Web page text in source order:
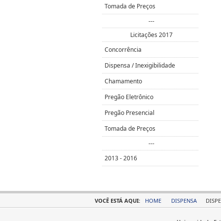
Tomada de Preços
---
Licitações 2017
Concorrência
Dispensa / Inexigibilidade
Chamamento
Pregão Eletrônico
Pregão Presencial
Tomada de Preços
---
2013 - 2016
VOCÊ ESTÁ AQUI: HOME DISPENSA